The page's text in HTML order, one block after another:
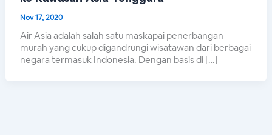
Nov 17, 2020
Air Asia adalah salah satu maskapai penerbangan
murah yang cukup digandrungi wisatawan dari berbagai
negara termasuk Indonesia. Dengan basis di […]